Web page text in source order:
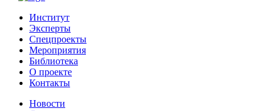
Институт
Эксперты
Спецпроекты
Мероприятия
Библиотека
О проекте
Контакты
Новости